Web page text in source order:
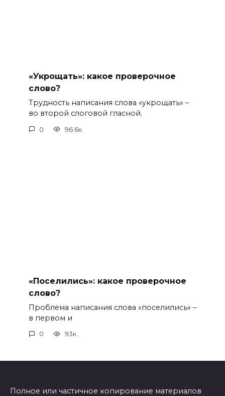
«Укрощать»: какое проверочное
слово?
Трудность написания слова «укрощать» –
во второй слоговой гласной.
0 96.6к.
«Поселились»: какое проверочное
слово?
Проблема написания слова «поселились» –
в первом и
0 93к.
Полное или частичное копирование материалов